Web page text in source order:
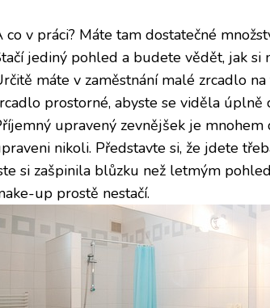
co v práci? Máte tam dostatečné
jediný pohled a budete vědět, jak si
máte v zaměstnání malé zrcadlo
prostorné, abyste se viděla úplně
upravený zevnějšek je mnohem
nikoli. Představte si, že jdete
si zašpinila blůzku než letmým
up prostě nestačí.